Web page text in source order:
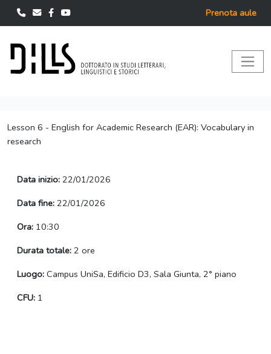
Prenota aule
Lesson 6 - English for Academic Research (EAR): Vocabulary in
research
Data inizio: 22/01/2026
Data fine: 22/01/2026
Ora: 10:30
Durata totale: 2 ore
Luogo: Campus UniSa, Edificio D3, Sala Giunta, 2° piano
CFU: 1